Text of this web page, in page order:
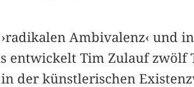
Ambivalenz‹ und
entwickelt Tim Zulauf zwölf
der künstlerischen